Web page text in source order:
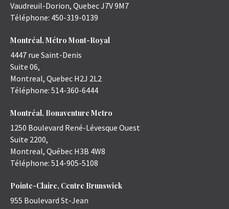
Vaudreuil-Dorion, QuebecJ7V 9M7
Téléphone: 450-319-0139
Montréal, Métro Mont-Royal
4447 rue Saint-Denis
Suite 06,
Montreal, Quebec H2J 2L2
Téléphone: 514-360-6444
Montréal, Bonaventure Metro
1250 Boulevard René-Lévesque Ouest
Suite 2200,
Montreal, Québec H3B 4W8
Téléphone: 514-905-5108
Pointe-Claire, Centre Brunswick
955 Boulevard St-Jean